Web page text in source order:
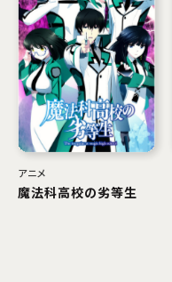
アニメ
魔法科高校の劣等生